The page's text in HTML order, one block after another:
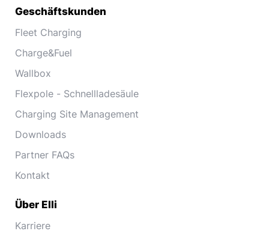
Geschäftskunden
Fleet Charging
Charge&Fuel
Wallbox
Flexpole - Schnellladesäule
Charging Site Management
Downloads
Partner FAQs
Kontakt
Über Elli
Karriere